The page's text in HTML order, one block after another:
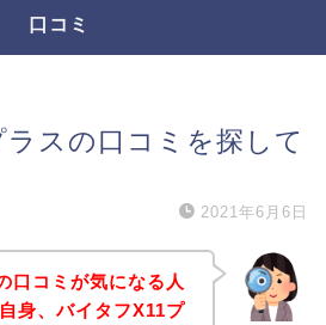
口コミ
スの口コミを探して
2021年6月6日
口コミが気になる人
身、バイタフX11プ